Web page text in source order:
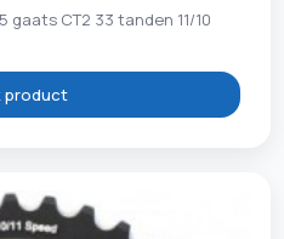
gaats CT2 33 tanden 11/10
product